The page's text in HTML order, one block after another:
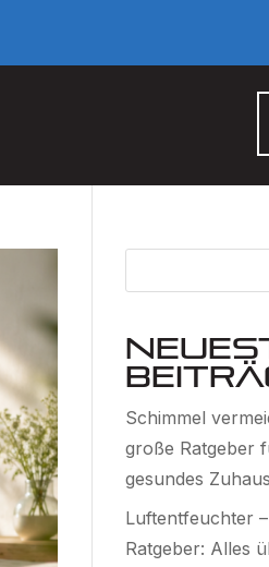
Schimmel
große Ratgeber
gesundes
Luftentfeuchter
Ratgeber: Alles